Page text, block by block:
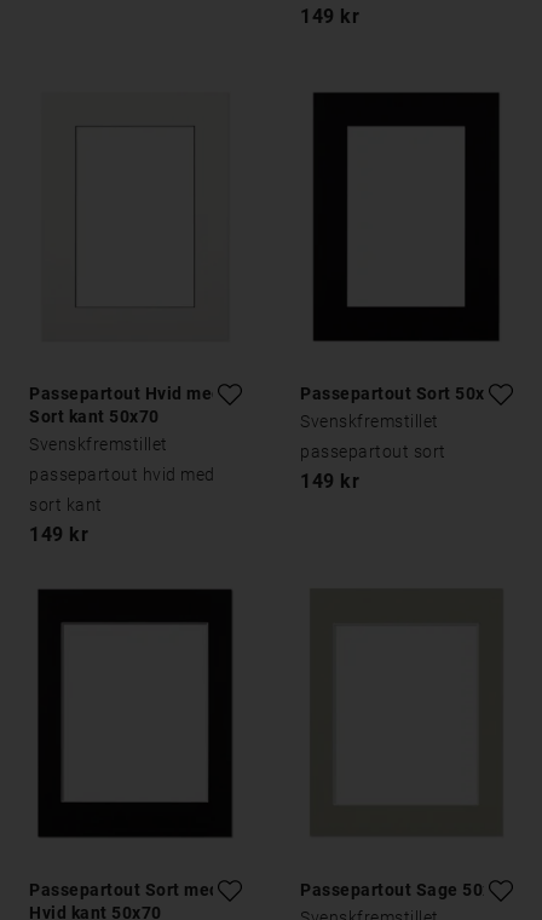
149 kr
Passepartout Hvid med
Sort kant 50x70
Svenskfremstillet
passepartout hvid med
sort kant
149 kr
Passepartout Sort 50x70
Svenskfremstillet
passepartout sort
149 kr
Passepartout Sort med
Hvid kant 50x70
Passepartout Sage 50x70